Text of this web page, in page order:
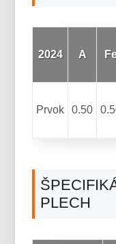
2024 A
Prvok 0.50
PLECH